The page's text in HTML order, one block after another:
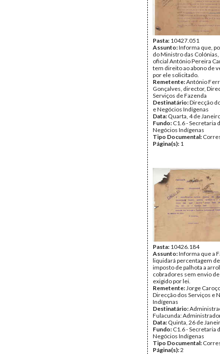
Pasta: 10427.051
Assunto:Informa que,
do Ministro das
oficial António Pereira
tem direito ao abono de
por ele solicitado.
Remetente:António
Gonçalves, director,
Serviços de Fazenda
Destinatário:Direcção
e Negócios Indígenas
Data: Quarta, 4 de
Fundo: C1.6 - Secretaria
Negócios Indígenas
Tipo Documental:
Página(s): 1
Pasta: 10426.184
Assunto:Informa que a
liquidará percentagem
imposto de palhota a
cobradores sem envio de
exigido por lei.
Remetente:Jorge
Direcção dos Serviços e
Indígenas
Destinatário:
Fulacunda:
Data: Quinta, 26 de
Fundo: C1.6 - Secretaria
Negócios Indígenas
Tipo Documental:
Página(s):2